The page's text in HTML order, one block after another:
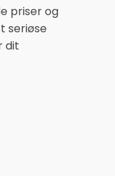
priser og
seriøse
dit